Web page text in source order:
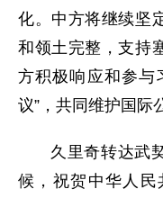
化。中方将继续坚
和领土完整，支持
方积极响应和参与
议”，共同维护国际
久里奇转达武
候，祝贺中华人